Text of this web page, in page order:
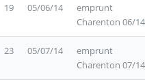
19 05/06/14
emprunt
Charenton 06/14
23 05/07/14
emprunt
Charenton 07/14